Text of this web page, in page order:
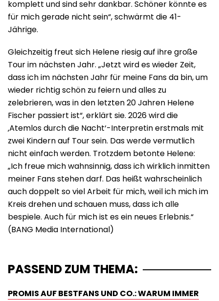
komplett und sind sehr dankbar. Schöner könnte es
für mich gerade nicht sein“, schwärmt die 41-
Jährige.
Gleichzeitig freut sich Helene riesig auf ihre große
Tour im nächsten Jahr. „Jetzt wird es wieder Zeit,
dass ich im nächsten Jahr für meine Fans da bin, um
wieder richtig schön zu feiern und alles zu
zelebrieren, was in den letzten 20 Jahren Helene
Fischer passiert ist“, erklärt sie. 2026 wird die
‚Atemlos durch die Nacht‘-Interpretin erstmals mit
zwei Kindern auf Tour sein. Das werde vermutlich
nicht einfach werden. Trotzdem betonte Helene:
„Ich freue mich wahnsinnig, dass ich wirklich inmitten
meiner Fans stehen darf. Das heißt wahrscheinlich
auch doppelt so viel Arbeit für mich, weil ich mich im
Kreis drehen und schauen muss, dass ich alle
bespiele. Auch für mich ist es ein neues Erlebnis.“
PASSEND ZUM THEMA:
PROMIS AUF BESTFANS UND CO.: WARUM IMMER